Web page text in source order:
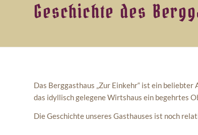
Geschichte des
Das Berggasthaus „Zur Einkehr“ ist ein
das idyllisch gelegene Wirtshaus ein begehrtes
Die Geschichte unseres Gasthauses ist noch